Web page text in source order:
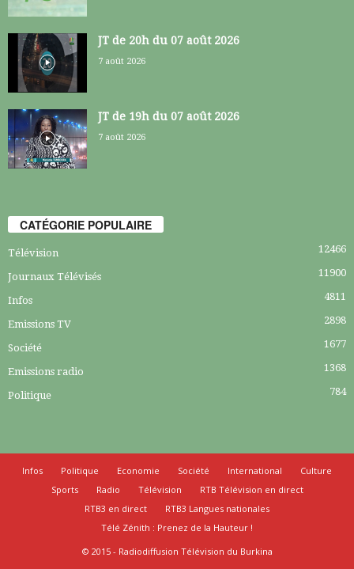
JT de 20h du 07 août 2026
7 août 2026
JT de 19h du 07 août 2026
7 août 2026
CATÉGORIE POPULAIRE
Télévision 12466
Journaux Télévisés 11900
Infos 4811
Emissions TV 2898
Société 1677
Emissions radio 1368
Politique 784
Infos Politique Economie Société International
Culture
Sports
Radio Télévision
RTB Télévision en direct
RTB3 en direct
RTB3 Langues nationales
Télé Zénith : Prenez de la Hauteur !
© 2015 - Radiodiffusion Télévision du Burkina